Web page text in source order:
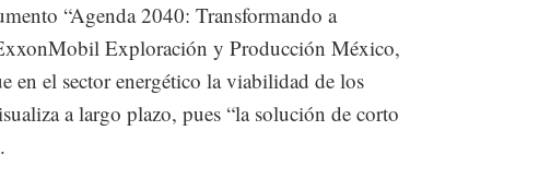
“Agenda 2040: Transformando a
Exploración y Producción México,
en el sector energético la viabilidad de los
a largo plazo, pues “la solución de corto